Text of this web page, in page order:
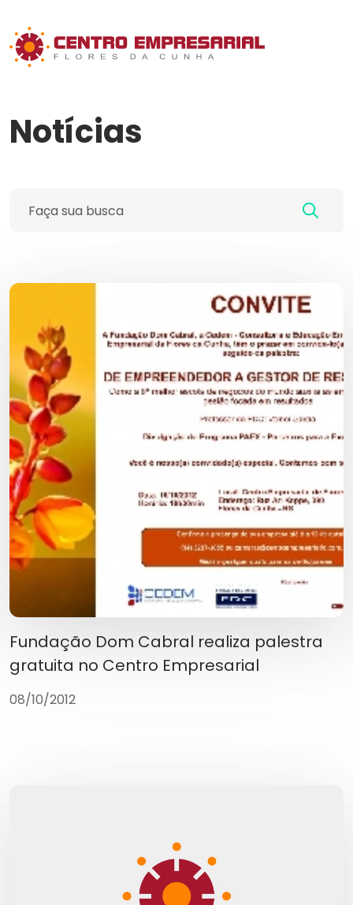
Notícias
Fundação Dom Cabral realiza palestra
gratuita no Centro Empresarial
08/10/2012